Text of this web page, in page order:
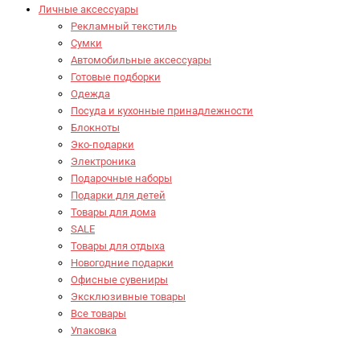
Личные аксессуары
Рекламный текстиль
Сумки
Автомобильные аксессуары
Готовые подборки
Одежда
Посуда и кухонные принадлежности
Блокноты
Эко-подарки
Электроника
Подарочные наборы
Подарки для детей
Товары для дома
SALE
Товары для отдыха
Новогодние подарки
Офисные сувениры
Эксклюзивные товары
Все товары
Упаковка